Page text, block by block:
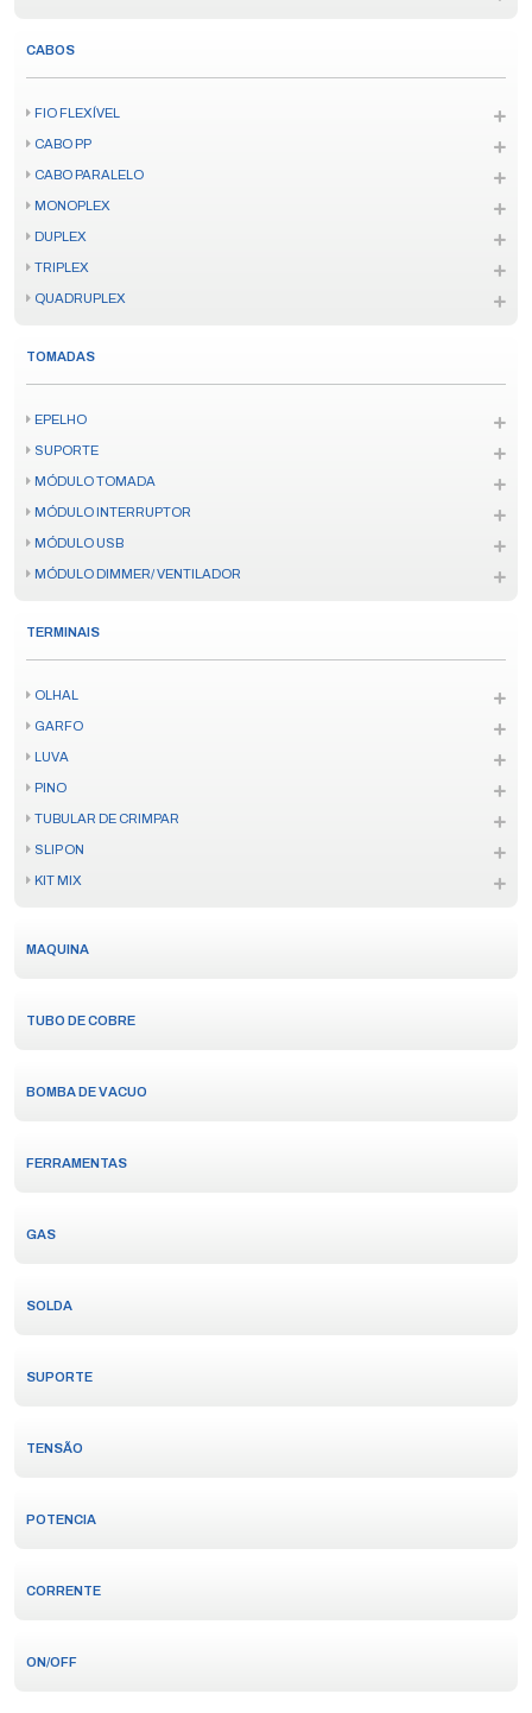
CABOS
FIO FLEXÍVEL
CABO PP
CABO PARALELO
MONOPLEX
DUPLEX
TRIPLEX
QUADRUPLEX
TOMADAS
EPELHO
SUPORTE
MÓDULO TOMADA
MÓDULO INTERRUPTOR
MÓDULO USB
MÓDULO DIMMER/ VENTILADOR
TERMINAIS
OLHAL
GARFO
LUVA
PINO
TUBULAR DE CRIMPAR
SLIP ON
KIT MIX
MAQUINA
TUBO DE COBRE
BOMBA DE VACUO
FERRAMENTAS
GAS
SOLDA
SUPORTE
TENSÃO
POTENCIA
CORRENTE
ON/OFF